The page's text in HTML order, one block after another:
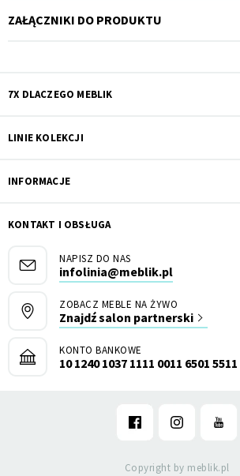
ZAŁĄCZNIKI DO PRODUKTU
7X DLACZEGO MEBLIK
LINIE KOLEKCJI
INFORMACJE
KONTAKT I OBSŁUGA
NAPISZ DO NAS
infolinia@meblik.pl
ZOBACZ MEBLE NA ŻYWO
Znajdź salon partnerski
KONTO BANKOWE
10 1240 1037 1111 0011 6501 5511
Copyright by meblik.pl